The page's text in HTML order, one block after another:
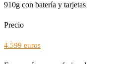
910g con batería y tarjetas
Precio
4.599 euros